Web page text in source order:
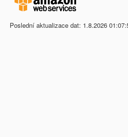
Poslední aktualizace dat: 1.8.2026